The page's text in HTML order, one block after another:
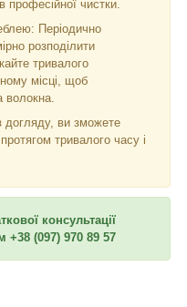
професійної чистки.
Періодично
розподілити
тривалого
місці, щоб
волокна.
догляду, ви зможете
тривалого часу і
консультації
(097) 970 89 57